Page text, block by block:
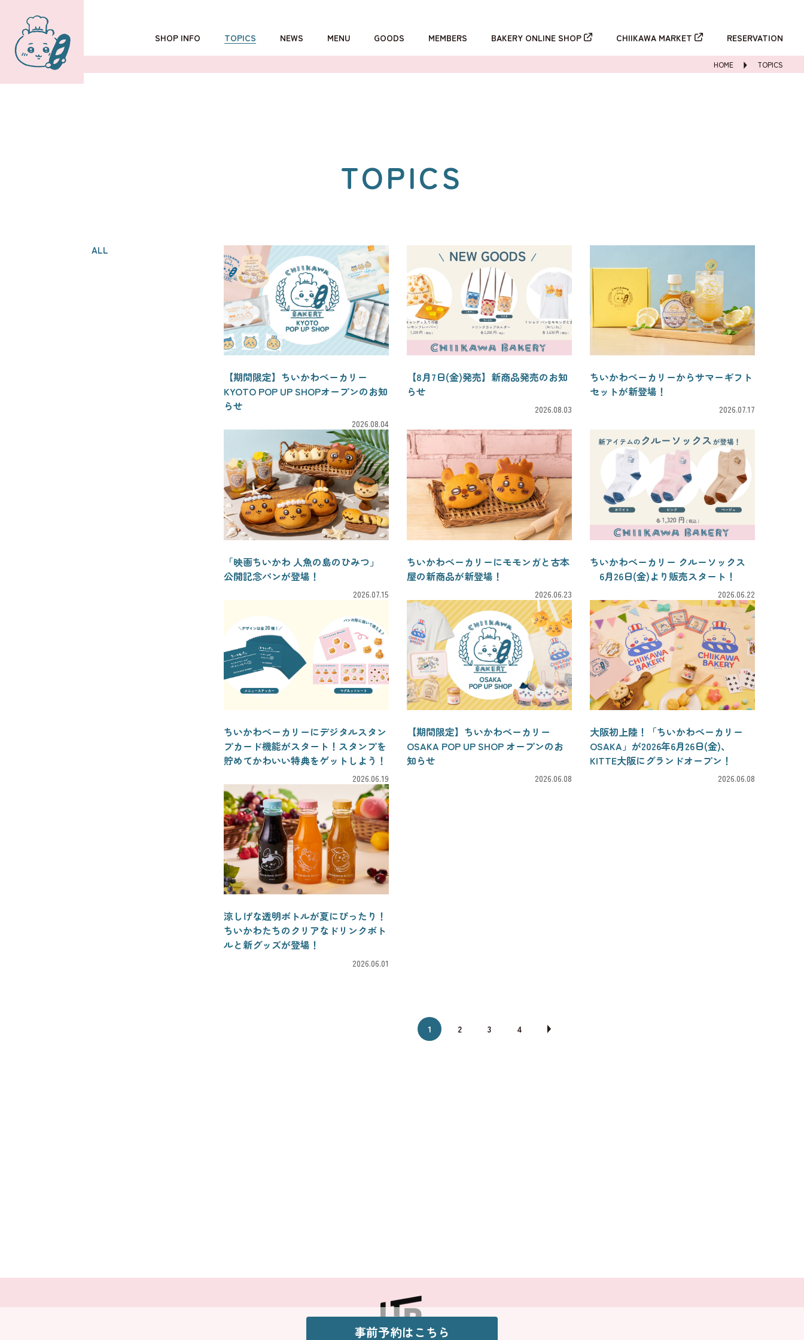
SHOP INFO
OSAKA
TOPICS NEWS MENU GOODS MEMBERS BAKERY ONLINE SHOP CHIIKAWA MARKET RESERVATION
HOME TOPICS
TOPICS
ALL
【期間限定】ちいかわベーカリー
KYOTO POP UP SHOPオープンのお知
らせ
2026.08.04
【8月7日(金)発売】新商品発売のお知
らせ
2026.08.03
ちいかわベーカリーからサマーギフト
セットが新登場！
2026.07.17
「映画ちいかわ 人魚の島のひみつ」
公開記念パンが登場！
2026.07.15
ちいかわベーカリーにモモンガと古本
屋の新商品が新登場！
2026.06.23
ちいかわベーカリー クルーソックス
6月26日(金)より販売スタート！
2026.06.22
ちいかわベーカリーにデジタルスタン
プカード機能がスタート！スタンプを
貯めてかわいい特典をゲットしよう！
2026.06.19
【期間限定】ちいかわベーカリー
OSAKA POP UP SHOP オープンのお
知らせ
2026.06.08
大阪初上陸！「ちいかわベーカリー
OSAKA」が2026年6月26日(金)、
KITTE大阪にグランドオープン！
2026.06.08
涼しげな透明ボトルが夏にぴったり！
ちいかわたちのクリアなドリンクボト
ルと新グッズが登場！
2026.06.01
1 2 3 4
事前予約はこちら